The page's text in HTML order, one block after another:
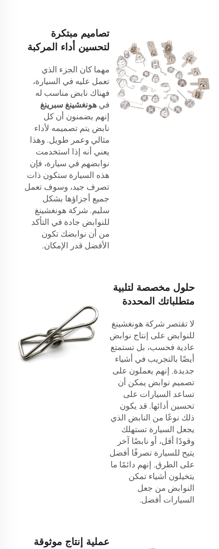
تصاميم مبتكرة
لتحسين أداء المركبة
مهما كان الجزء الذي
تعمل عليه في السيارة،
فهناك نابض مناسب له
في هونغشينغ سبرينغ
إنهم يضمنون أن كل
نابض يتم تصميمه لأداء
مثالي وعمر طويل. وهذا
يعني أنه إذا استخدمت
نوابضهم في سيارة، فإن
هذه السيارة ستكون ذات
تصرف جيد، وسوف تعمل
جميع أجزاؤها بشكل
سليم. شركة هونغشينغ
للنوابض جادة في التأكد
من أن نوابضك تكون
الأفضل قدر الإمكان.
حلول مخصصة لتلبية
متطلباتك المحددة
لا تقتصر شركة هونغشينغ
للنوابض على إنتاج نوابض
عادية فحسب، بل تستمتع
أيضًا بالتجريب في أشياء
جديدة. إنهم يعملون على
تصميم نوابض يمكن أن
تساعد السيارات على
تحسين أدائها. قد يكون
ذلك نوعًا من النابض الذي
يجعل السيارة تستهلك
وقودًا أقل، أو نابضًا آخر
يتيح للسيارة تصرفًا أفضل
على الطرق. إنهم دائمًا ما
يتخيلون أشياء تمكن
النوابض من جعل
السيارات أفضل.
عملية إنتاج موثوقة